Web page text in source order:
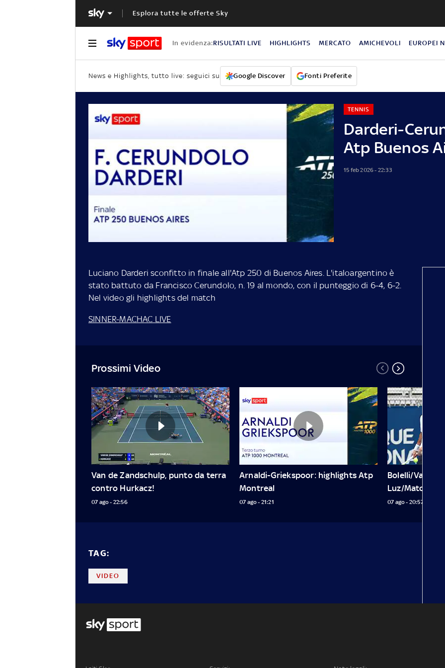
Esplora tutte le offerte Sky
In evidenza:RISULTATI LIVE HIGHLIGHTS MERCATO AMICHEVOLI EUROPEI
News e Highlights, tutto live: seguici su Google Discover Fonti Preferite
Darderi-
Atp Buenos
TENNIS
15 feb 2026 - 22:33
Luciano Darderi sconfitto in finale all'Atp 250 di Buenos Aires. L'italoargentino è
stato battuto da Francisco Cerundolo, n. 19 al mondo, con il punteggio di 6-4, 6-2.
Nel video gli highlights del match
SINNER-MACHAC LIVE
Prossimi Video
Van de Zandschulp, punto da terra
contro Hurkacz!
07 ago - 22:56
Arnaldi-Griekspoor: highlights Atp
Montreal
07 ago - 21:21
Bolelli/
Luz/Matos
07 ago - 20:57
TAG:
VIDEO